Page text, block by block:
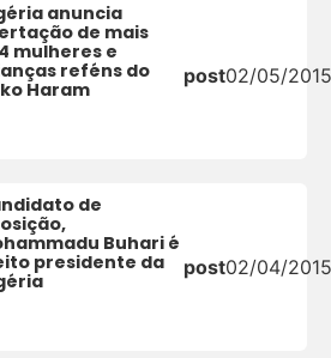
anuncia
de mais
mulheres e
reféns do
Haram
post02/05/
de
Buhari é
presidente da
post02/04/